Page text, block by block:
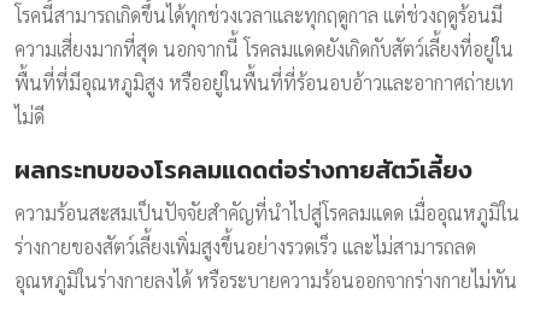
โรคนี้สามารถเกิดขึ้นได้ทุกช่วงเวลาและทุกฤดูกาล แต่ช่วงฤดูร้อนมี
ความเสี่ยงมากที่สุด นอกจากนี้ โรคลมแดดยังเกิดกับสัตว์เลี้ยงที่อยู่ใน
พื้นที่ที่มีอุณหภูมิสูง หรืออยู่ในพื้นที่ที่ร้อนอบอ้าวและอากาศถ่ายเท
ไม่ดี
ผลกระทบของโรคลมแดดต่อร่างกายสัตว์เลี้ยง
ความร้อนสะสมเป็นปัจจัยสำคัญที่นำไปสู่โรคลมแดด เมื่ออุณหภูมิใน
ร่างกายของสัตว์เลี้ยงเพิ่มสูงขึ้นอย่างรวดเร็ว และไม่สามารถลด
อุณหภูมิในร่างกายลงได้ หรือระบายความร้อนออกจากร่างกายไม่ทัน